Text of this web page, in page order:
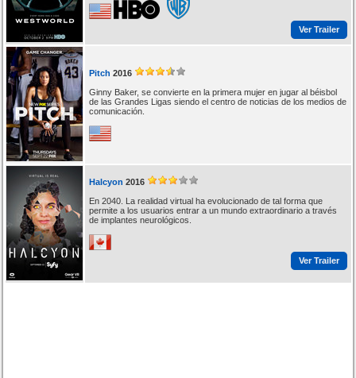
Ver Trailer
Pitch 2016
Ginny Baker, se convierte en la primera mujer en jugar al béisbol
de las Grandes Ligas siendo el centro de noticias de los medios de
comunicación.
Halcyon 2016
En 2040. La realidad virtual ha evolucionado de tal forma que
permite a los usuarios entrar a un mundo extraordinario a través
de implantes neurológicos.
Ver Trailer